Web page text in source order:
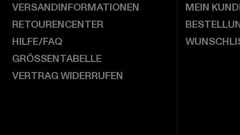
VERSANDINFORMATIONEN
RETOURENCENTER
HILFE/FAQ
GRÖSSENTABELLE
VERTRAG WIDERRUFEN
MEIN